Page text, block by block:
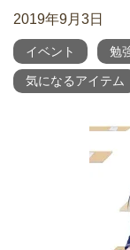
2019年9月3日
イベント 勉
気になるアイテム